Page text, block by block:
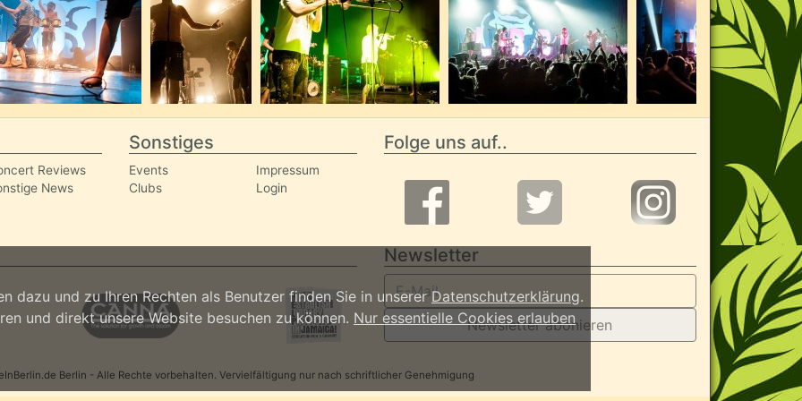
Reviews
News
Sonstiges
Events
Clubs
Impressum
Login
Folge uns auf..
Newsletter
Newsletter abonieren
Berlin - Alle Rechte vorbehalten. Vervielfältigung nur nach schriftlicher Genehmigung
dazu und zu Ihren Rechten als Benutzer finden Sie in unsererDatenschutzerklärung.
und direkt unsere Website besuchen zu können. Nur essentielle Cookies erlauben